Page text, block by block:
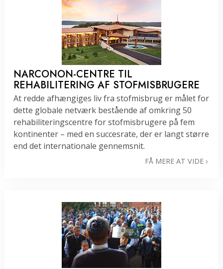
NARCONON-CENTRE TIL
REHABILITERING AF STOFMISBRUGERE
At redde afhængiges liv fra stofmisbrug er målet for
dette globale netværk bestående af omkring 50
rehabiliteringscentre for stofmisbrugere på fem
kontinenter – med en succesrate, der er langt større
end det internationale gennemsnit.
FÅ MERE AT VIDE